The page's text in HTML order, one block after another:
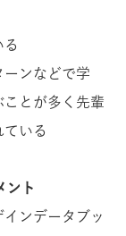
ンなどで学
とが多く先輩
いる
ント
ンデータブッ